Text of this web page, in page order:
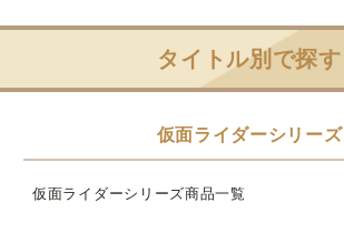
タイトル別で探す
仮面ライダーシリーズ
仮面ライダーシリーズ商品一覧